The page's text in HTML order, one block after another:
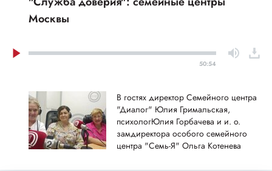
Москвы
50:54
В гостях директор Семейного центра
"Диалог" Юлия Гримальская,
психологЮлия Горбачева и и. о.
замдиректора особого семейного
центра "Семь-Я" Ольга Котенева